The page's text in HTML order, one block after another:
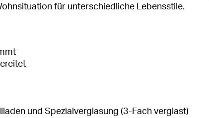
für unterschiedliche Lebensstile.
und Spezialverglasung (3-Fach verglast)